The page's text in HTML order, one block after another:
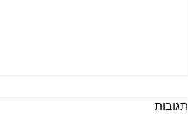
תגובות